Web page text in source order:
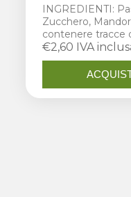
INGREDIENTI:
Zucchero,
contenere tracce
€2,60 IVA